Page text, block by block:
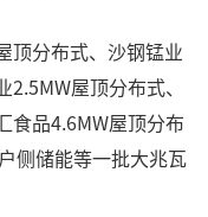
顶分布式、沙钢锰业
屋顶分布式、
食品4.6MW屋顶分布
侧储能等一批大兆瓦